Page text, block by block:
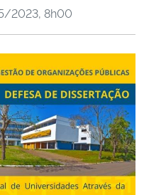
e Comunicações
2023, 8h00